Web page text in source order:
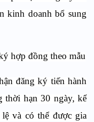
kinh doanh bổ sung
hợp đồng theo mẫu
đăng ký tiến hành
thời hạn 30 ngày, kể
và có thể được gia